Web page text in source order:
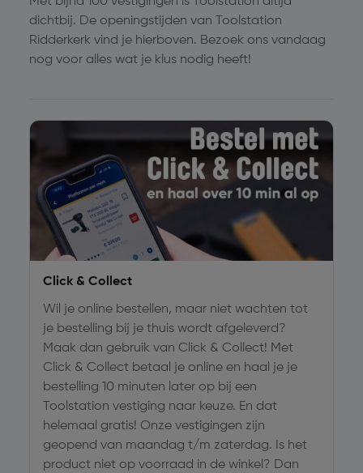
dichtbij. De openingstijden van Toolstation
Ridderkerk vind je hierboven. Bezoek ons vandaag
nog voor alles wat je klus nodig heeft!
Click & Collect
Wil je online bestellen, maar niet wachten tot
je bestelling bij je thuis wordt afgeleverd?
Maak dan gebruik van Click & Collect! Met
Click & Collect betaal je online en haal je je
bestelling 10 minuten later op bij een
Toolstation vestiging naar keuze. En dat
helemaal gratis! Onze vestigingen zijn
geopend van maandag t/m zaterdag. Is het
product niet op voorraad in de winkel? Dan